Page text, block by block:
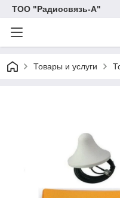
ТОО "Радиосвязь-А"
Товары и услуги